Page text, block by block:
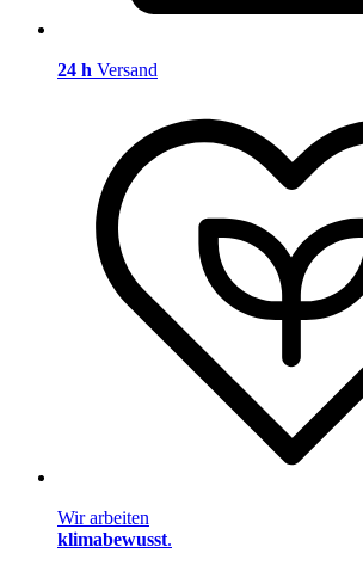
24 h Versand
Wir arbeiten
klimabewusst.